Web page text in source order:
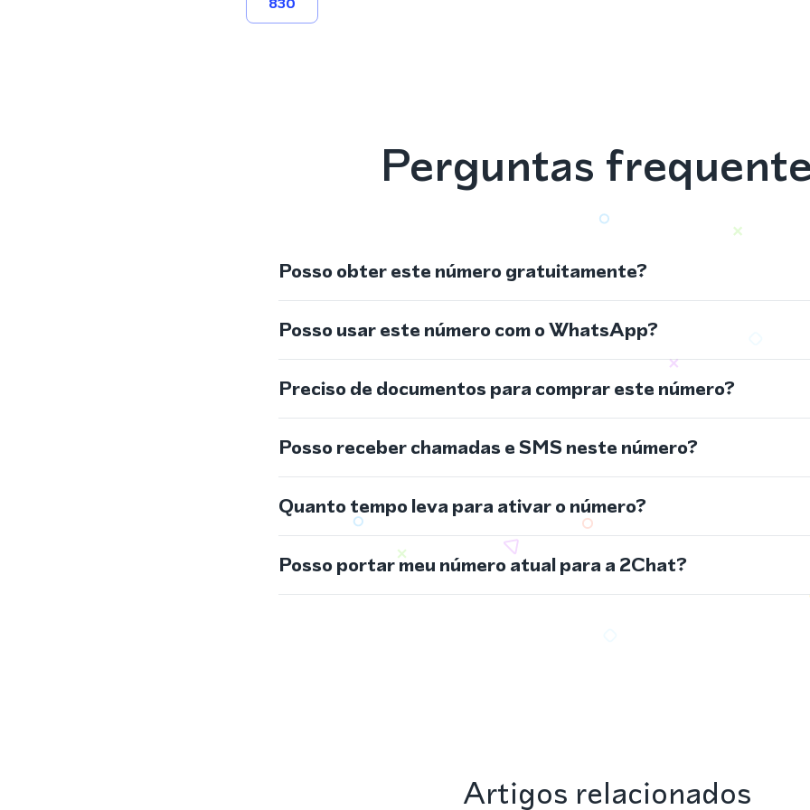
Perguntas
Posso obter este número gratuitamente?
Posso usar este número com o WhatsApp?
Preciso de documentos para comprar este número?
Posso receber chamadas e SMS neste número?
Quanto tempo leva para ativar o número?
Posso portar meu número atual para a 2Chat?
Artigos relacionados